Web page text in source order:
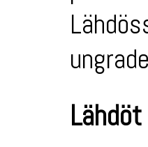
Lähdöt